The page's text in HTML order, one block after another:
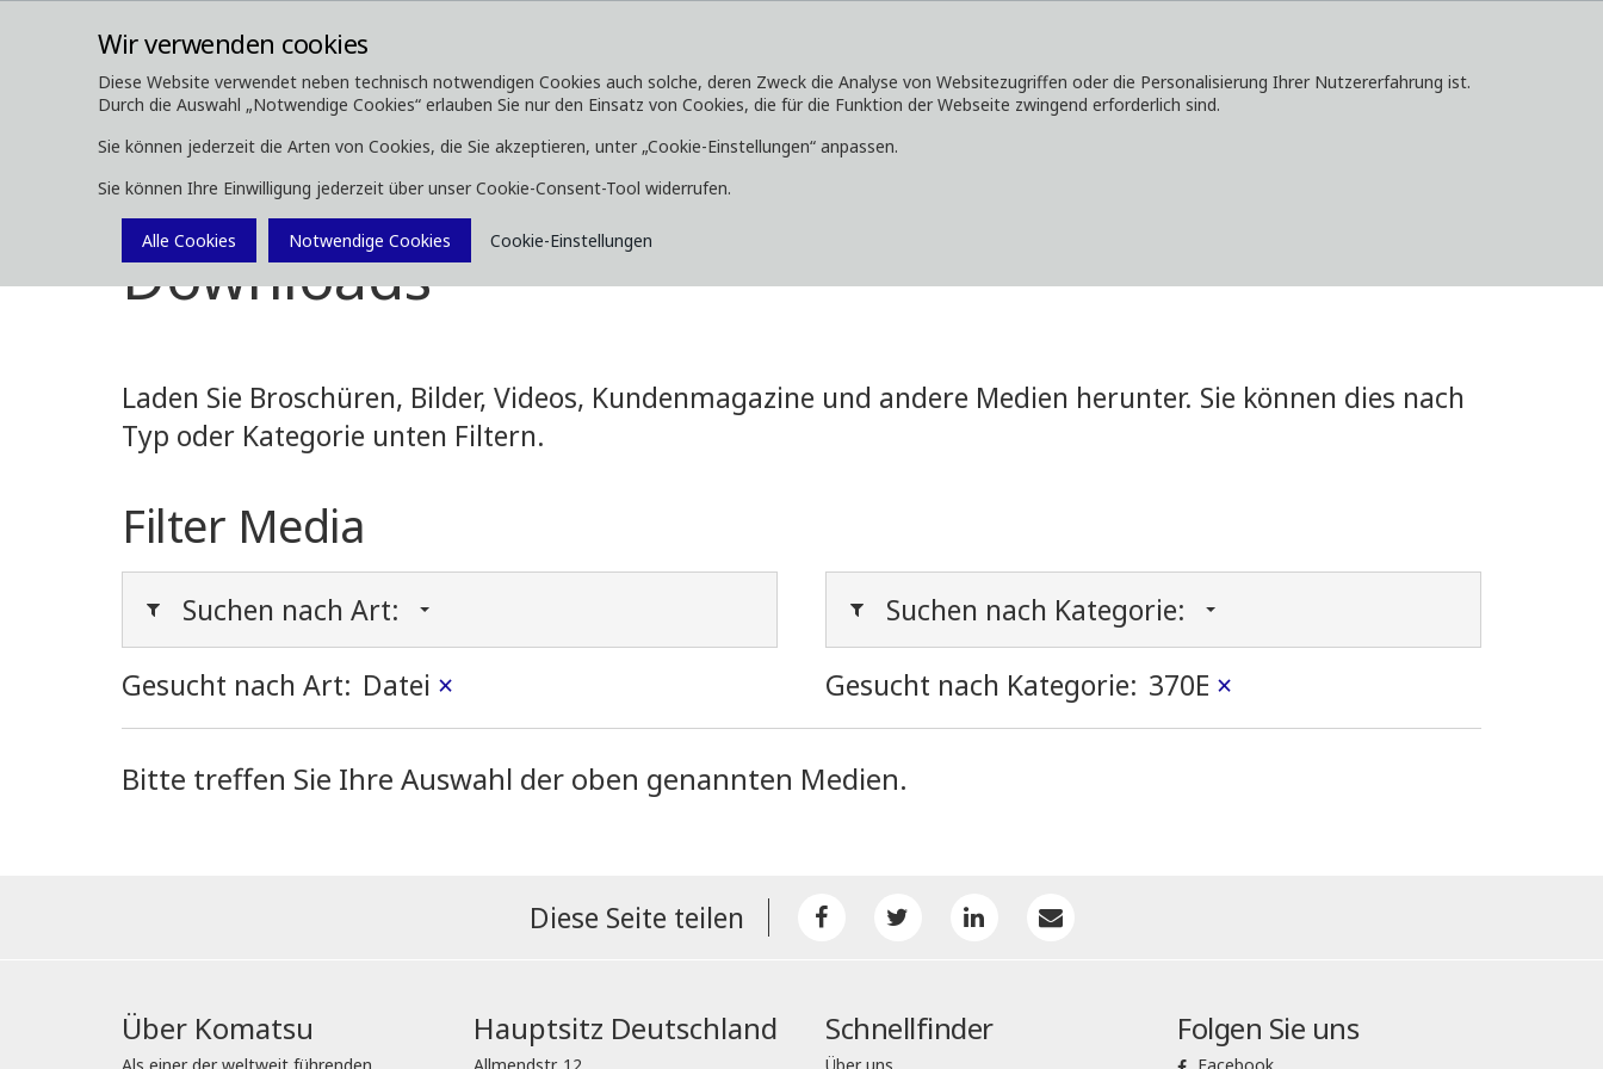
Wir verwenden cookies
Diese Website verwendet neben technisch notwendigen Cookies auch solche, deren Zweck die Analyse von Websitezugriffen oder die Personalisierung Ihrer Nutzererfahrung ist.
Durch die Auswahl „Notwendige Cookies“ erlauben Sie nur den Einsatz von Cookies, die für die Funktion der Webseite zwingend erforderlich sind.
Sie können jederzeit die Arten von Cookies, die Sie akzeptieren, unter „Cookie-Einstellungen“ anpassen.
Sie können Ihre Einwilligung jederzeit über unser Cookie-Consent-Tool widerrufen.
Alle Cookies Notwendige Cookies Cookie-Einstellungen
Downloads
Downloads
Laden Sie Broschüren, Bilder, Videos, Kundenmagazine und andere Medien herunter. Sie können dies nach
Typ oder Kategorie unten Filtern.
Filter Media
Suchen nach Art:
Gesucht nach Art: Datei ×
Suchen nach Kategorie:
Gesucht nach Kategorie: 370E ×
Bitte treffen Sie Ihre Auswahl der oben genannten Medien.
Diese Seite teilen
Über Komatsu Hauptsitz Deutschland Schnellfinder Folgen Sie uns